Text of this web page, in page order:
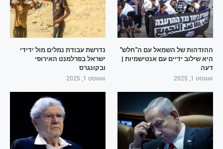
ההזדהות של השמאל עם ה"חלש"
היא שילוב ידיים עם אנטישמיות |
דעה
אוגוסט 1, 2025
נדרשת עבודת נמלים מול ידידי
ישראל בפרלמנט האירופי
ובקונגרס
אוגוסט 1, 2025